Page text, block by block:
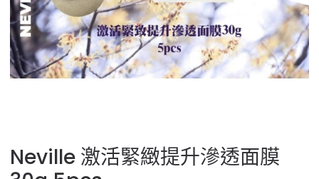
Neville 激活緊緻提升滲透面膜